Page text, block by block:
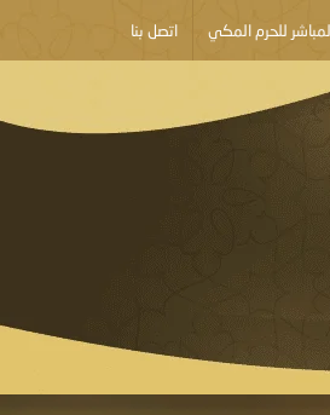
للحرم المكي اتصل بنا